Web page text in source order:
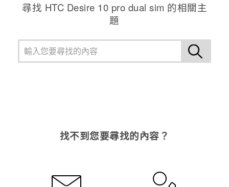
尋找 HTC Desire 10 pro dual sim 的相關主
題
找不到您要尋找的內容？